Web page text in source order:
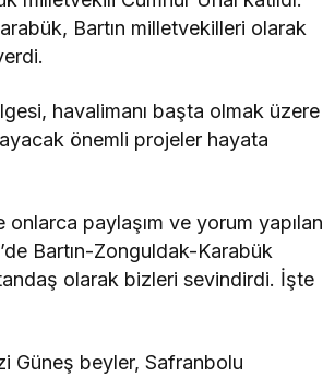
Bartın milletvekilleri olarak
havalimanı başta olmak üzere
önemli projeler hayata
paylaşım ve yorum yapılan
Bartın-Zonguldak-Karabük
olarak bizleri sevindirdi. İşte
Güneş beyler, Safranbolu